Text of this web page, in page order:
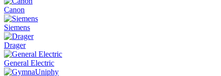
Canon
Siemens
Drager
General Electric